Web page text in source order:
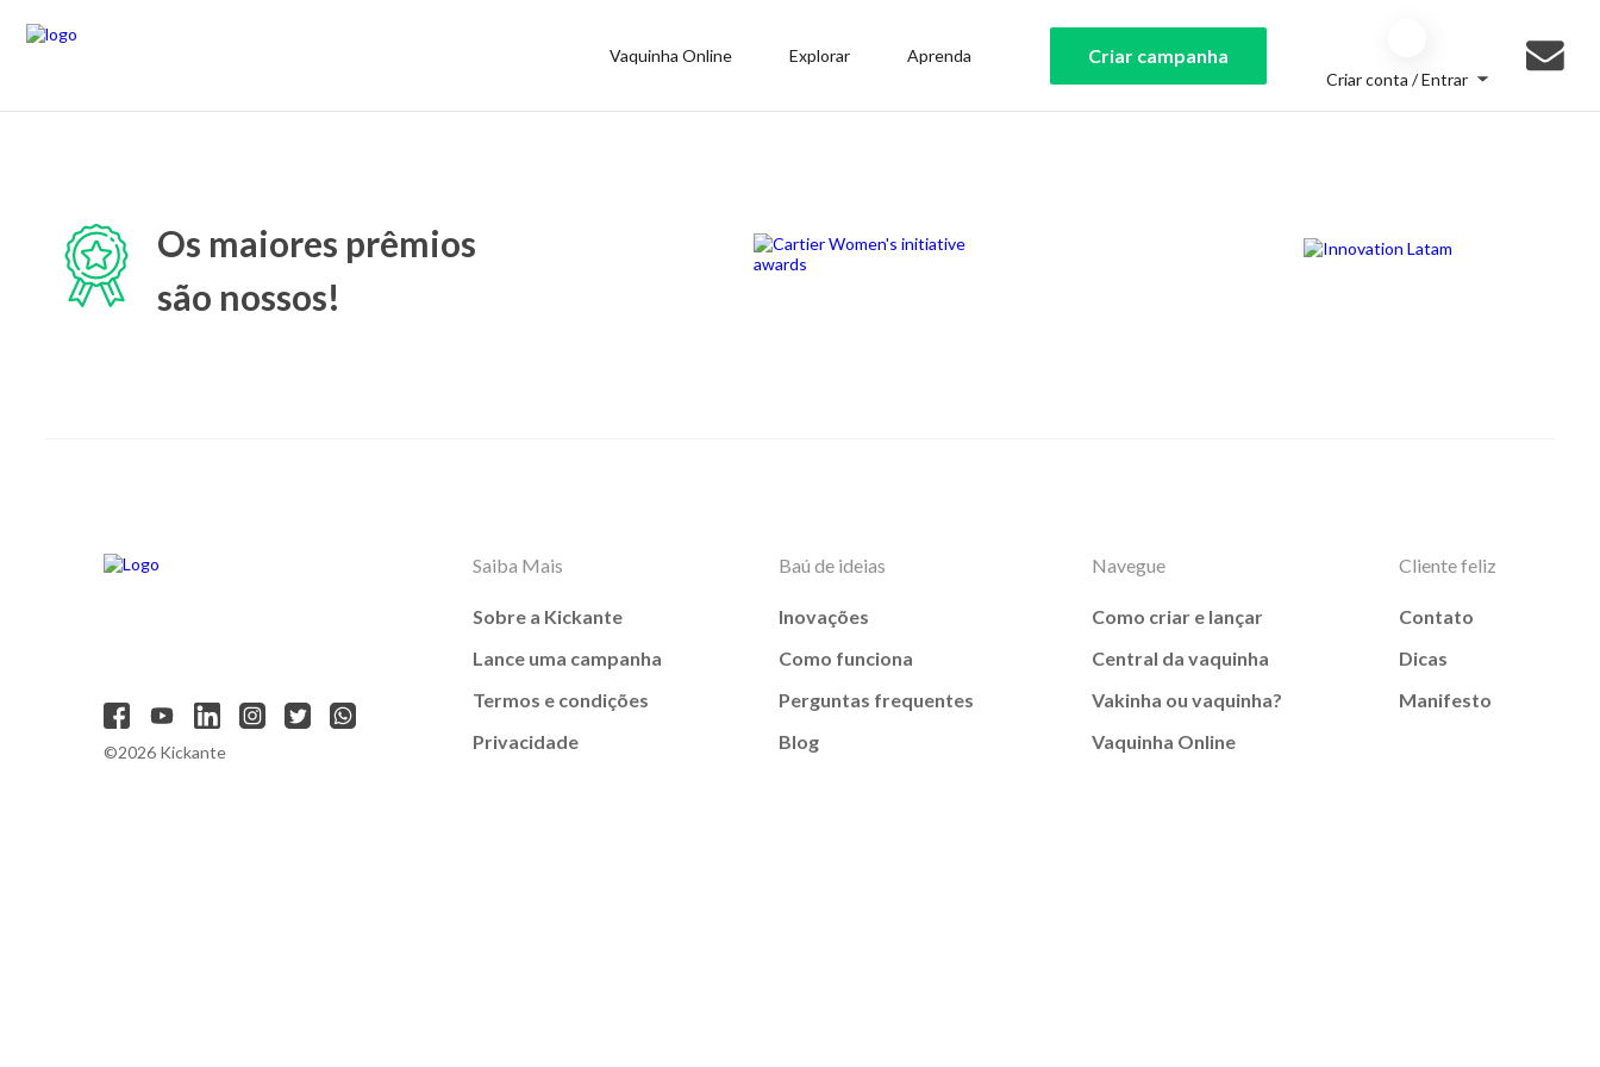
Vaquinha Online Explorar Aprenda Criar campanha
Criar conta / Entrar
Os maiores prêmios
são nossos!
©2026 Kickante
Saiba Mais
Sobre a Kickante
Lance uma campanha
Termos e condições
Privacidade
Baú de ideias
Inovações
Como funciona
Perguntas frequentes
Blog
Navegue
Como criar e lançar
Central da vaquinha
Vakinha ou vaquinha?
Vaquinha Online
Cliente feliz
Contato
Dicas
Manifesto